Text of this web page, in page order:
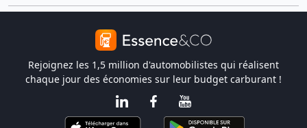
Rejoignez les 1,5 million d'automobilistes qui réalisent
chaque jour des économies sur leur budget carburant !